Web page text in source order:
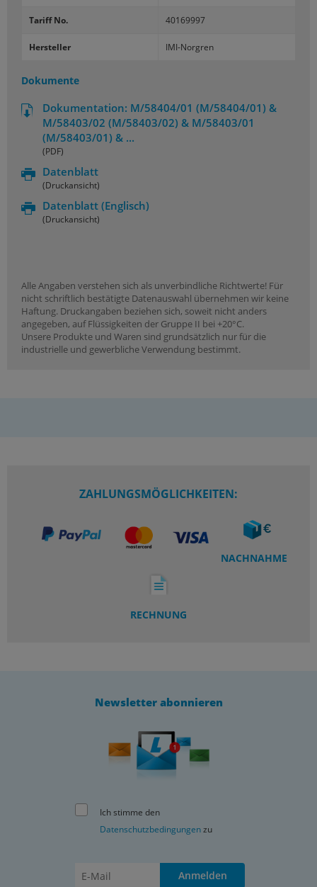
Tariff No. 40169997
Hersteller IMI-Norgren
Dokumente
Dokumentation: M/58404/01 (M/58404/01) &
M/58403/02 (M/58403/02) & M/58403/01
(M/58403/01) & ...
(PDF)
Datenblatt
(Druckansicht)
Datenblatt (Englisch)
(Druckansicht)
Alle Angaben verstehen sich als unverbindliche Richtwerte! Für
nicht schriftlich bestätigte Datenauswahl übernehmen wir keine
Haftung. Druckangaben beziehen sich, soweit nicht anders
angegeben, auf Flüssigkeiten der Gruppe II bei +20°C.
Unsere Produkte und Waren sind grundsätzlich nur für die
industrielle und gewerbliche Verwendung bestimmt.
ZAHLUNGSMÖGLICHKEITEN:
NACHNAHME
RECHNUNG
Newsletter abonnieren
Ich stimme den
Datenschutzbedingungenzu
Anmelden